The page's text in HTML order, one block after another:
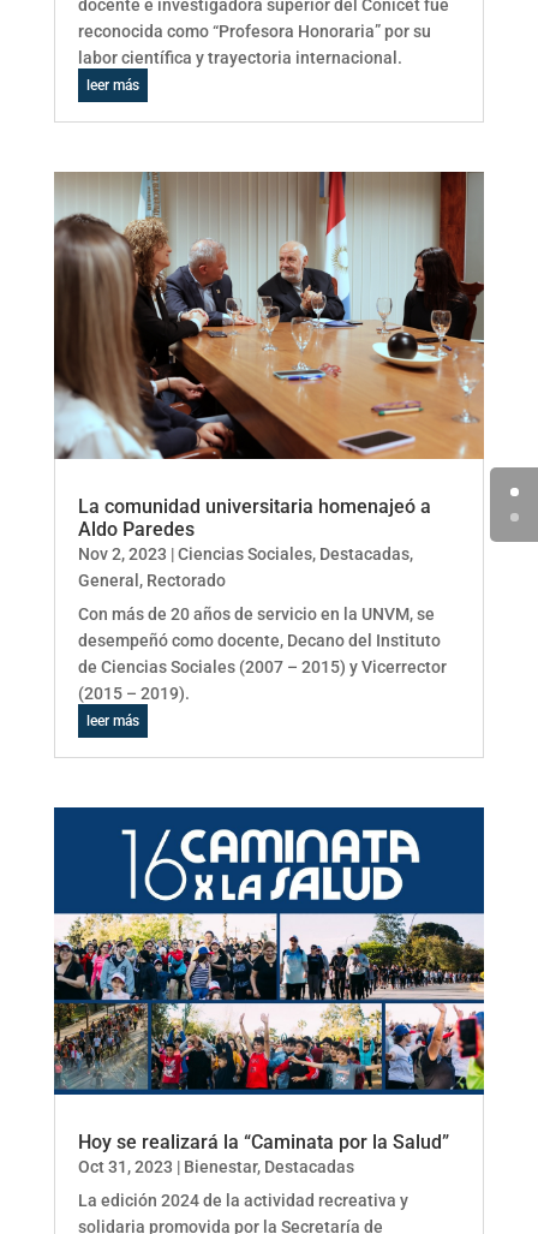
docente e investigadora superior del Conicet fue
reconocida como “Profesora Honoraria” por su
labor científica y trayectoria internacional.
leer más
La comunidad universitaria homenajeó a
Aldo Paredes
Nov 2, 2023 |Ciencias Sociales, Destacadas,
General , Rectorado
Con más de 20 años de servicio en la UNVM, se
desempeñó como docente, Decano del Instituto
de Ciencias Sociales (2007 – 2015) y Vicerrector
(2015 – 2019).
leer más
Hoy se realizará la “Caminata por la Salud”
Oct 31, 2023 | Bienestar, Destacadas
La edición 2024 de la actividad recreativa y
solidaria promovida por la Secretaría de